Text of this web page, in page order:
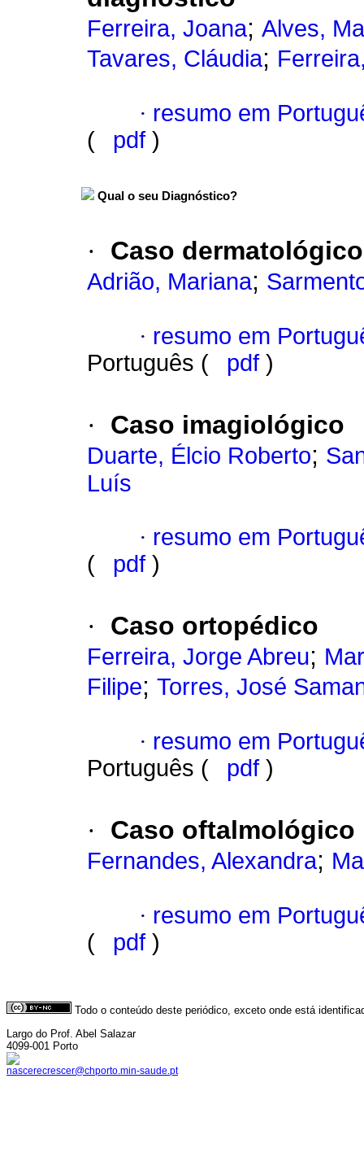
Ferreira, Joana; Alves,
Tavares, Cláudia;
· resumo em
(
pdf )
Qual o seu Diagnóstico?
· Caso dermatológico
Adrião, Mariana;
· resumo em
Português (
pdf )
· Caso imagiológico
Duarte, Élcio Roberto;
Luís
· resumo em
(
pdf )
· Caso ortopédico
Ferreira, Jorge Abreu;
Filipe; Torres, José
· resumo em
Português (
pdf )
· Caso oftalmológico
Fernandes, Alexandra;
· resumo em
(
pdf )
Todo o conteúdo deste periódico, exceto onde está
Largo do Prof. Abel Salazar
4099-001 Porto
nascerecrescer@chporto.min-saude.pt